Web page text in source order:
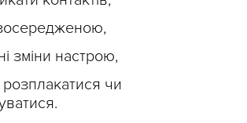
зміни настрою,
чи